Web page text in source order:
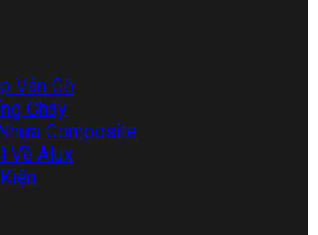
Vân Gỗ
Cháy
Composite
Về Alux